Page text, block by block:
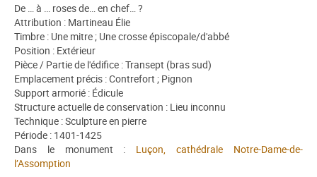
De … à … roses de… en chef… ?
Attribution : Martineau Élie
Timbre : Une mitre ; Une crosse épiscopale/d'abbé
Position : Extérieur
Pièce / Partie de l'édifice : Transept (bras sud)
Emplacement précis : Contrefort ; Pignon
Support armorié : Édicule
Structure actuelle de conservation : Lieu inconnu
Technique : Sculpture en pierre
Période : 1401-1425
Dans le monument : Luçon, cathédrale Notre-Dame-de-
l’Assomption